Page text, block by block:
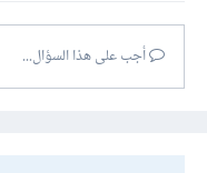
أجب على هذا السؤال...